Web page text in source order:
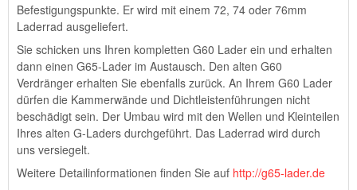
Befestigungspunkte. Er wird mit einem 72, 74 oder 76mm
Laderrad ausgeliefert.
Sie schicken uns Ihren kompletten G60 Lader ein und erhalten
dann einen G65-Lader im Austausch. Den alten G60
Verdränger erhalten Sie ebenfalls zurück. An Ihrem G60 Lader
dürfen die Kammerwände und Dichtleistenführungen nicht
beschädigt sein. Der Umbau wird mit den Wellen und Kleinteilen
Ihres alten G-Laders durchgeführt. Das Laderrad wird durch
uns versiegelt.
Weitere Detailinformationen finden Sie auf http://g65-lader.de